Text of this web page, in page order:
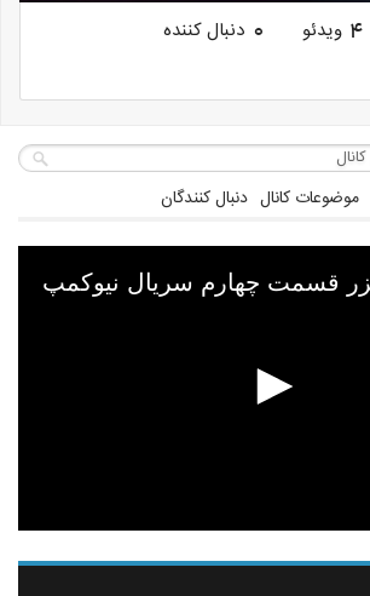
4 ویدئو 0 دنبال کننده
موضوعات کانال دنبال کنندگان
قسمت چهارم سریال نیوکمپ